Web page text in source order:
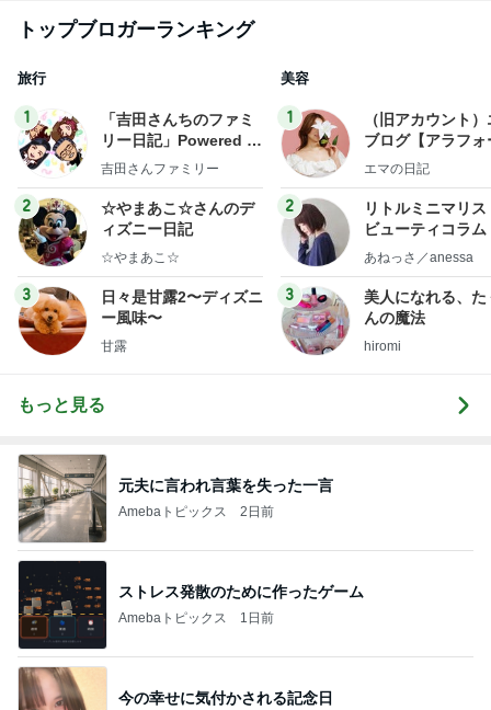
トップブロガーランキング
旅行
1
「吉田さんちのファミ
リー日記」Powered b
y Ameba 吉田さんファ
ログ
吉田さんファミリー
2
☆やまあこ☆さんのデ
ィズニー日記
☆やまあこ☆
3
日々是甘露2〜ディズニ
ー風味〜
甘露
美容
1
（旧アカウント
ブログ【アラフォ
社売却セカンドラ
エマの日記
2
リトルミニマリス
ビューティコラ
little
あねっさ／anessa
3
美人になれる、た
んの魔法
hiromi
もっと見る
元夫に言われ言葉を失った一言
Amebaトピックス 2日前
ストレス発散のために作ったゲーム
Amebaトピックス 1日前
今の幸せに気付かされる記念日